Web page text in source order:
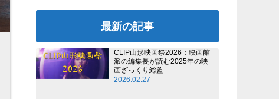
最新の記事
CLIP山形映画祭2026：映画館
派の編集長が読む2025年の映
画ざっくり総監
2026.02.27